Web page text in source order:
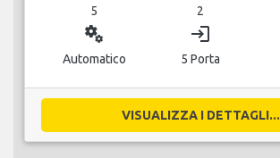
5 2
miscellaneous_services
Automatico
login
5 Porta
VISUALIZZA I DETTAGLI...